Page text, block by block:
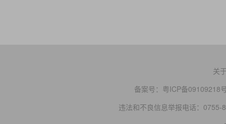
关
备案号： 粤ICP备09109218
违法和不良信息举报电话：0755-